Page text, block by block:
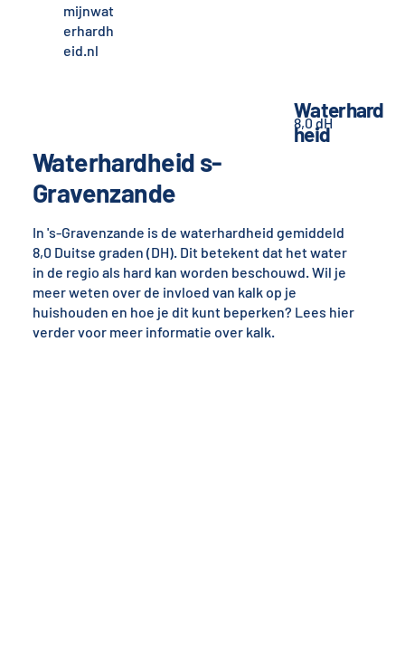
mijnwat
erhardh
eid.nl
Waterhardheid s-
Gravenzande
In 's-Gravenzande is de waterhardheid gemiddeld
8,0 Duitse graden (DH). Dit betekent dat het water
in de regio als hard kan worden beschouwd. Wil je
meer weten over de invloed van kalk op je
huishouden en hoe je dit kunt beperken? Lees hier
verder voor meer informatie over kalk.
Waterhard
heid
8,0 dH